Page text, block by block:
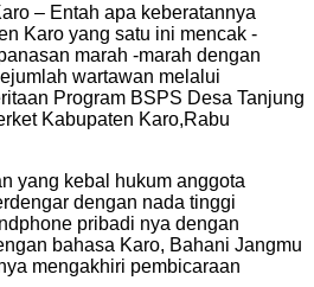
– Entah apa keberatannya
Karo yang satu ini mencak -
marah -marah dengan
wartawan melalui
Program BSPS Desa Tanjung
Kabupaten Karo,Rabu
yang kebal hukum anggota
dengan nada tinggi
pribadi nya dengan
bahasa Karo, Bahani Jangmu
mengakhiri pembicaraan